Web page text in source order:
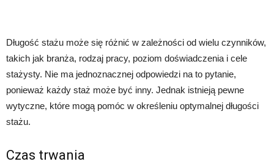
Długość stażu może się różnić w zależności od wielu czynników,
takich jak branża, rodzaj pracy, poziom doświadczenia i cele
stażysty. Nie ma jednoznacznej odpowiedzi na to pytanie,
ponieważ każdy staż może być inny. Jednak istnieją pewne
wytyczne, które mogą pomóc w określeniu optymalnej długości
stażu.
Czas trwania